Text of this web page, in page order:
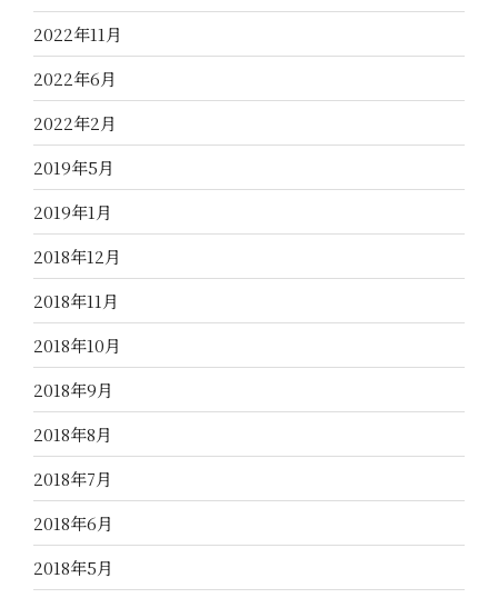
2022年11月
2022年6月
2022年2月
2019年5月
2019年1月
2018年12月
2018年11月
2018年10月
2018年9月
2018年8月
2018年7月
2018年6月
2018年5月